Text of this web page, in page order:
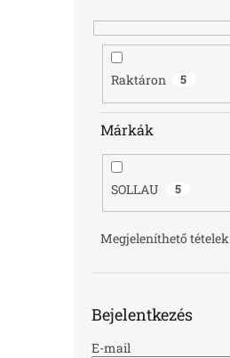
Raktáron 5
Márkák
SOLLAU 5
Megjeleníthető tételek
Bejelentkezés
E-mail